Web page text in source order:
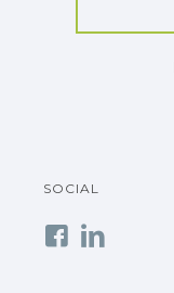
SOCIAL